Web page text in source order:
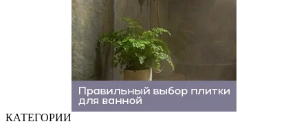
КАТЕГОРИИ